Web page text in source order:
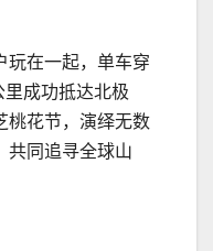
玩在一起，单车穿
成功抵达北极
桃花节，演绎无数
共同追寻全球山